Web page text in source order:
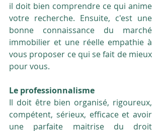
il doit bien comprendre ce qui anime
votre recherche. Ensuite, c'est une
bonne connaissance du marché
immobilier et une réelle empathie à
vous proposer ce qui se fait de mieux
pour vous.
Le professionnalisme
Il doit être bien organisé, rigoureux,
compétent, sérieux, efficace et avoir
une parfaite maitrise du droit